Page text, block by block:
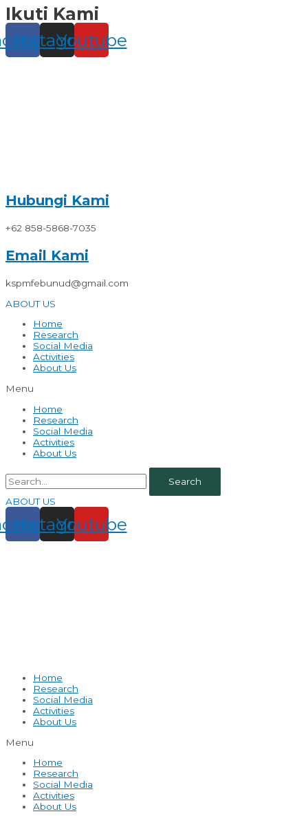
Skip
to
content
Ikuti Kami
Instagram
Youtube
Hubungi Kami
+62 858-5868-7035
Email Kami
kspmfebunud@gmail.com
ABOUT US
Home
Research
Social Media
Activities
About Us
Menu
Home
Research
Social Media
Activities
About Us
Search
ABOUT US
Instagram
Youtube
Home
Research
Social Media
Activities
About Us
Menu
Home
Research
Social Media
Activities
About Us